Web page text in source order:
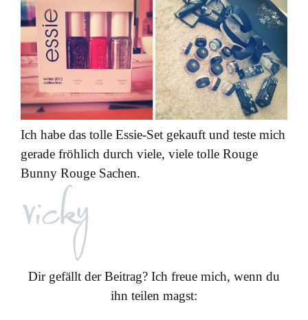
Ich habe das tolle Essie-Set gekauft und teste mich
gerade fröhlich durch viele, viele tolle Rouge
Bunny Rouge Sachen.
Dir gefällt der Beitrag? Ich freue mich, wenn du
ihn teilen magst: